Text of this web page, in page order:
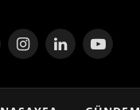
InstagramLinkedInYouTube